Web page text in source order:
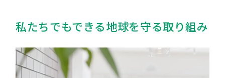
私たちでもできる地球を守る取り組み